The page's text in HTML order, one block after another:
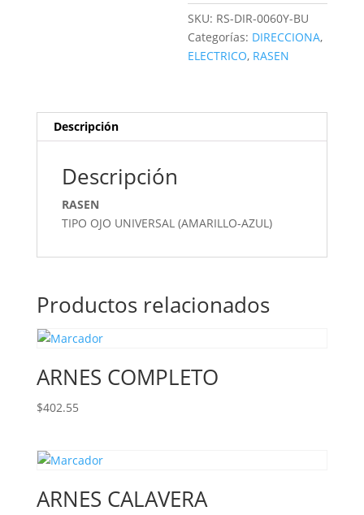
SKU: RS-DIR-0060Y-BU
Categorías: DIRECCIONA,
ELECTRICO, RASEN
Descripción
Descripción
RASEN
TIPO OJO UNIVERSAL (AMARILLO-AZUL)
Productos relacionados
ARNES COMPLETO
$402.55
ARNES CALAVERA